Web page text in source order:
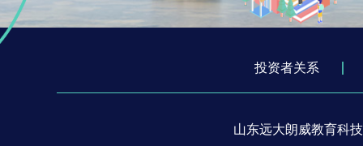
投资者关系
山东远大朗威教育科